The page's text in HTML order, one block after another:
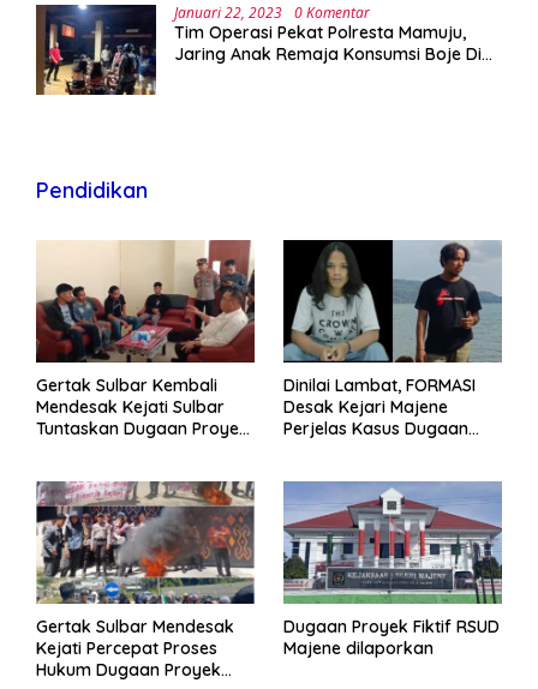
Januari 22, 2023 0 Komentar
Tim Operasi Pekat Polresta Mamuju,
Jaring Anak Remaja Konsumsi Boje Di
Pendidikan
Gertak Sulbar Kembali
Mendesak Kejati Sulbar
Tuntaskan Dugaan Proyek
Dinilai Lambat, FORMASI
Desak Kejari Majene
Perjelas Kasus Dugaan
Gertak Sulbar Mendesak
Kejati Percepat Proses
Hukum Dugaan Proyek
Dugaan Proyek Fiktif RSUD
Majene dilaporkan